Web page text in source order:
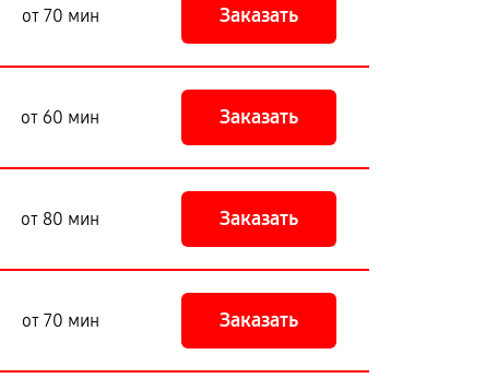
от 70 мин Заказать
от 60 мин Заказать
от 80 мин Заказать
от 70 мин Заказать